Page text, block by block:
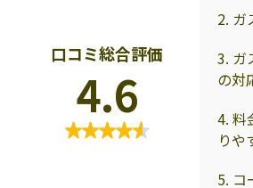
口コミ総合評価
4.6
2. ガ
3. ガ
の対
4. 料
りや
5. コ